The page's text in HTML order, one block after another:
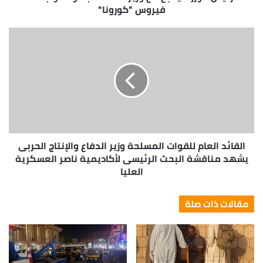
المملوكى الجركسي قانصوة أبو سعيد فى نفس عام
تسلمه للسلطنة لتكون مدفنا له. ولكنها عرفت مؤخرا
“بقبة الغفير” لأنها كان تستخدم كسكن لحارس المنطقة
“ترب الغفير”.
جدير بالذكر أن جميع الأعمال تمت تحت إشراف الإدارة
العامة للقاهرة التاريخية وقطاع الآثار الإسلامية
أحياء القاهرة الفاطمية بوزارة الإسكان.
فيروس "كورونا"
القائد العام للقوات المسلحة وزير الدفاع والإنتاج الحربى
يشهد مناقشة البحث الرئيسى لأكاديمية ناصر العسكرية
العليا
مقالات ذات صلة